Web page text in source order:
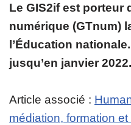
Le GIS2if est porteur
numérique (GTnum)
l’Éducation
jusqu’en janvier 2022.
Article associé :
médiation, formation